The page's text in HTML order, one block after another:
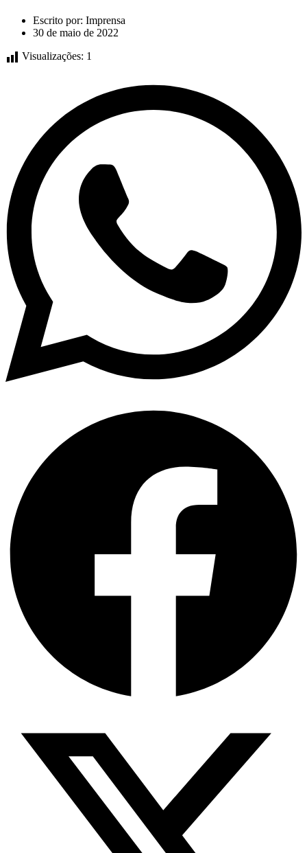
Escrito por: Imprensa
30 de maio de 2022
Visualizações: 1